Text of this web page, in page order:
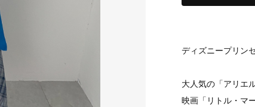
ディズニープリン
大人気の「アリエ
映画「リトル・マ